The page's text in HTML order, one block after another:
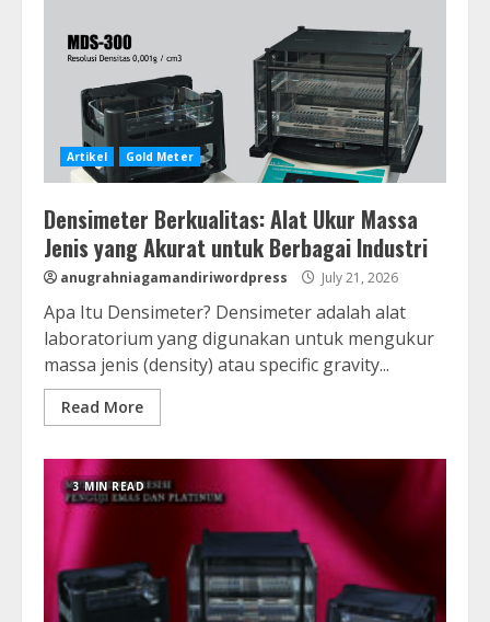
Artikel Gold Meter
Densimeter Berkualitas: Alat Ukur Massa
Jenis yang Akurat untuk Berbagai Industri
anugrahniagamandiriwordpress July 21, 2026
Apa Itu Densimeter? Densimeter adalah alat
laboratorium yang digunakan untuk mengukur
massa jenis (density) atau specific gravity...
Read More
3 MIN READ